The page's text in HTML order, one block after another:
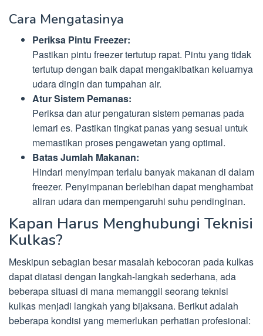
Cara Mengatasinya
Periksa Pintu Freezer:
Pastikan pintu freezer tertutup rapat. Pintu yang tidak
tertutup dengan baik dapat mengakibatkan keluarnya
udara dingin dan tumpahan air.
Atur Sistem Pemanas:
Periksa dan atur pengaturan sistem pemanas pada
lemari es. Pastikan tingkat panas yang sesuai untuk
memastikan proses pengawetan yang optimal.
Batas Jumlah Makanan:
Hindari menyimpan terlalu banyak makanan di dalam
freezer. Penyimpanan berlebihan dapat menghambat
aliran udara dan mempengaruhi suhu pendinginan.
Kapan Harus Menghubungi Teknisi
Kulkas?
Meskipun sebagian besar masalah kebocoran pada kulkas
dapat diatasi dengan langkah-langkah sederhana, ada
beberapa situasi di mana memanggil seorang teknisi
kulkas menjadi langkah yang bijaksana. Berikut adalah
beberapa kondisi yang memerlukan perhatian profesional: